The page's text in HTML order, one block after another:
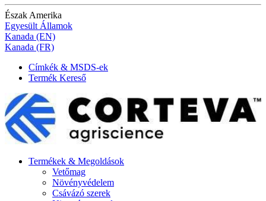
Észak Amerika
Egyesült Államok
Kanada (EN)
Kanada (FR)
Címkék & MSDS-ek
Termék Kereső
Termékek & Megoldások
Vetőmag
Növényvédelem
Csávázó szerek